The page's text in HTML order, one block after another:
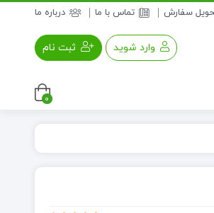
سفارش تماس با ما درباره ما
وارد شوید ثبت نام
0